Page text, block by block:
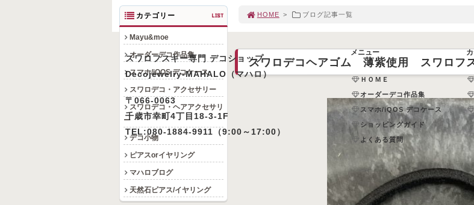
HOME > ブログ記事一覧
スワロデコヘアゴム 薄紫使用 スワロフ
カテゴリー LIST
Mayu&moe
オーダーデコ作品集
スマホ/iQOS デコケース
スワロデコ・アクセサリー
スワロデコ・ヘアアクセサリ
ー
デコ小物
ピアスorイヤリング
マハロブログ
天然石ピアス/イヤリング
スワロフスキー専門 デコショップ
Decojewelry-MAHALO（マハロ）
〒066-0063
千歳市幸町4丁目18-3-1F
TEL:080-1884-9911（9:00～17:00）
メニュー
ＨＯＭＥ
オーダーデコ作品集
スマホ/iQOS デコケース
ショッピングガイド
よくある質問